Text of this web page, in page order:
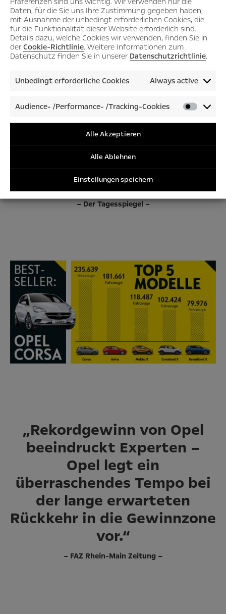
Daten, für die Sie uns Ihre Zustimmung gegeben haben,
mit Ausnahme der unbedingt erforderlichen Cookies, die
für die Funktionalität dieser Website erforderlich sind.
Details dazu, welche Cookies wir verwenden, finden Sie in
der Cookie-Richtlinie. Weitere Informationen zum
Datenschutz finden Sie in unserer Datenschutzrichtlinie.
Unbedingt erforderliche Cookies Always active
Audience- /Performance- /Tracking-Cookies
/
Alle Akzeptieren
Alle Ablehnen
Einstellungen speichern
Tavares’ strategischen
Instrumenten zählt, und der
Senkung variabler
„Opel schafft die
Wende“
– Der Tagesspiegel –
„Rekordgewinn von Opel
beeindruckt Experten –
Opel legt ein
überraschendes Tempo bei
der lange erwarteten
Rückkehr in die Gewinnzone
vor.“
– FAZ Rhein-Main Zeitung –